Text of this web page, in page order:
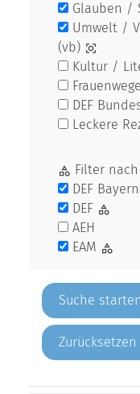
Glauben /
Umwelt /
(vb)
Kultur /
DEF
Leckere
Filter
DEF
DEF
AEH
EAM
Zurücksetzen